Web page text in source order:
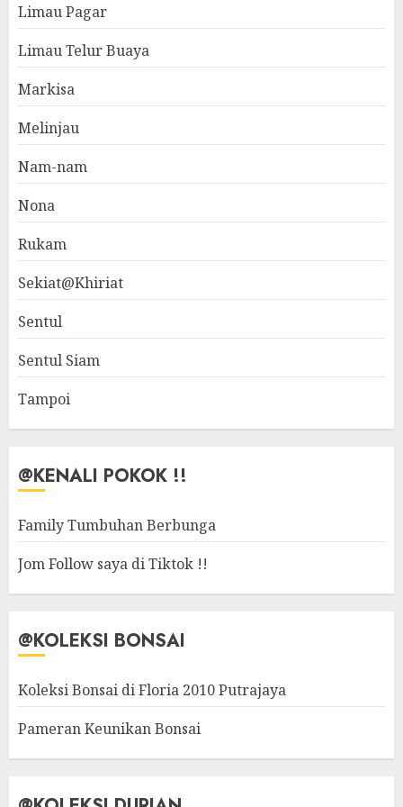
Limau Pagar
Limau Telur Buaya
Markisa
Melinjau
Nam-nam
Nona
Rukam
Sekiat@Khiriat
Sentul
Sentul Siam
Tampoi
@KENALI POKOK !!
Family Tumbuhan Berbunga
Jom Follow saya di Tiktok !!
@KOLEKSI BONSAI
Koleksi Bonsai di Floria 2010 Putrajaya
Pameran Keunikan Bonsai